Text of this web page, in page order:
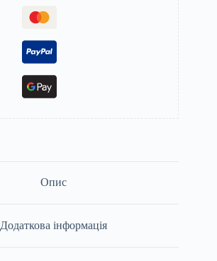
Опис
Додаткова інформація